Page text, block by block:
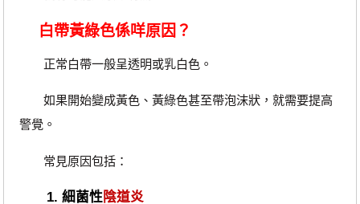
白帶黃綠色係咩原因？
正常白帶一般呈透明或乳白色。
如果開始變成黃色、黃綠色甚至帶泡沫狀，就需要提高
警覺。
常見原因包括：
1. 細菌性陰道炎